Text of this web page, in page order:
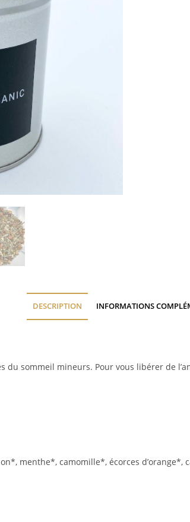
DESCRIPTION INFORMATIONS
du sommeil mineurs. Pour vous libérer de
menthe*, camomille*, écorces